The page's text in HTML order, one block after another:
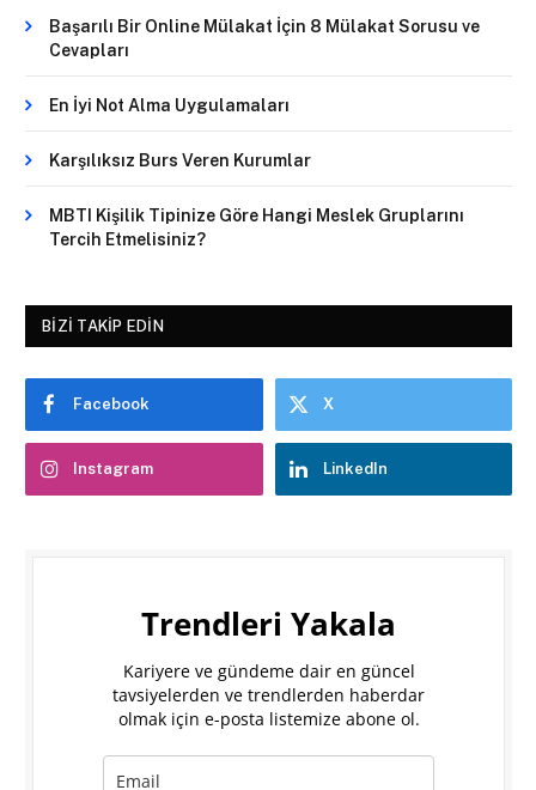
Başarılı Bir Online Mülakat İçin 8 Mülakat Sorusu ve
Cevapları
En İyi Not Alma Uygulamaları
Karşılıksız Burs Veren Kurumlar
MBTI Kişilik Tipinize Göre Hangi Meslek Gruplarını
Tercih Etmelisiniz?
BIZI TAKIP EDIN
Facebook X
Instagram LinkedIn
Trendleri Yakala
Kariyere ve gündeme dair en güncel
tavsiyelerden ve trendlerden haberdar
olmak için e-posta listemize abone ol.